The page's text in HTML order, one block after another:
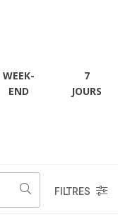
WEEK-
END
7
JOURS
FILTRES